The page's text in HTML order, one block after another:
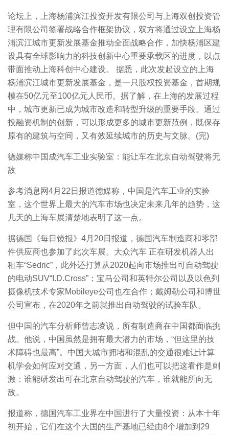
论坛上，上海杨浦滨江投资开发有限公司与上海双创投资管
理有限公司签署战略合作框架协议，双方将通过设立上海杨
浦滨江城市更新发展基金推动全面战略合作，加快杨浦区建
设具有全球影响力的科技创新中心重要承载区的进度，以点
带面推动上海科创中心建设。 据悉，此次发起设立的上海
杨浦滨江城市更新发展基金，是一只股权投资基金，首期规
模在50亿元至100亿元人民币。据了解，在上海的发展过程
中，城市更新已成为城市改造和转型升级的重要手段。通过
投融资机制的创新，可以形成更多的城市更新范例，既保存
原有的建筑与空间，又有效延续城市的历史与文脉。(完)
德媒称中国成汽车工业实验室：能让车在北京自动驾驶将无
敌
参考消息网4月22日报道德媒称，中国是汽车工业的实验
室，这个世界上最大的汽车市场也决定未来几年的趋势，这
几天的上海车展清楚地表明了这一点。
据德国《每日镜报》4月20日报道，德国汽车制造商和零部
件供应商也参加了此次车展。大众汽车 正在研发机器人出
租车“Sedric”，此外还打算从2020起向市场推出可自动驾驶
的电动SUV“I.D.Cross”；宝马公司和英特尔公司以及以色列
摄像机技术专家Mobileye公司也在合作；戴姆勒公司和博世
公司宣布，在2020年之前就推出自动驾驶的试验车队。
但中国的汽车分析师曾志凌说，所有制造商在中国都面临挑
战。他说，中国虽然是拥有最大潜力的市场，“但这里的技
术障碍也最高”。中国大城市拥堵和混乱的交通很难让计算
机学会如何应对交通，另一方面，人们也可以把这看作是刺
激：谁能研发出可在北京自动驾驶的汽车，谁就能所向无
敌。
报道称，德国汽车工业界在中国进行了大量投资：从本十年
初开始，它们在这个大国的生产基地已经由8个增加到29